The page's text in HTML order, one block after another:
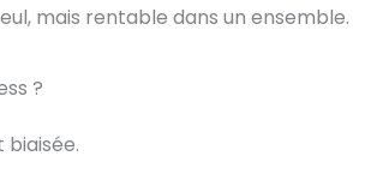
mais rentable dans un ensemble.
?